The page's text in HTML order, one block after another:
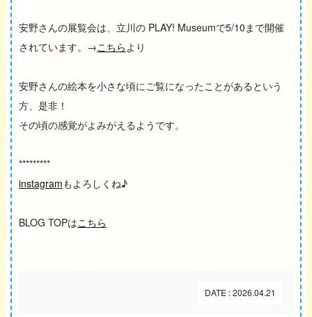
安野さんの展覧会は、立川の PLAY! Museumで5/10まで開催
されています。→こちらより
安野さんの絵本を小さな頃にご覧になったことがあるという
方、是非！
その頃の感覚がよみがえるようです。
*********
instagramもよろしくね♪
BLOG TOPはこちら
DATE : 2026.04.21